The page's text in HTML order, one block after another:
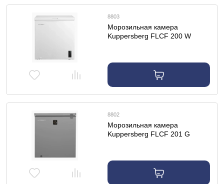
8803
Морозильная камера
Kuppersberg FLCF 200 W
8802
Морозильная камера
Kuppersberg FLCF 201 G